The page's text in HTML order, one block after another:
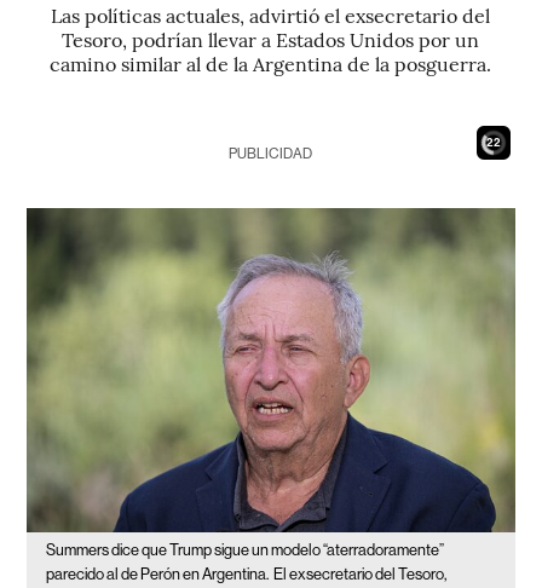
Las políticas actuales, advirtió el exsecretario del
Tesoro, podrían llevar a Estados Unidos por un
camino similar al de la Argentina de la posguerra.
21
PUBLICIDAD
Summers dice que Trump sigue un modelo “aterradoramente”
parecido al de Perón en Argentina. El exsecretario del Tesoro,